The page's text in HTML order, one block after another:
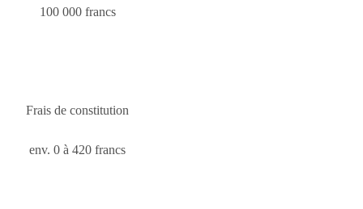
100 000 francs
Frais de constitution
env. 0 à 420 francs